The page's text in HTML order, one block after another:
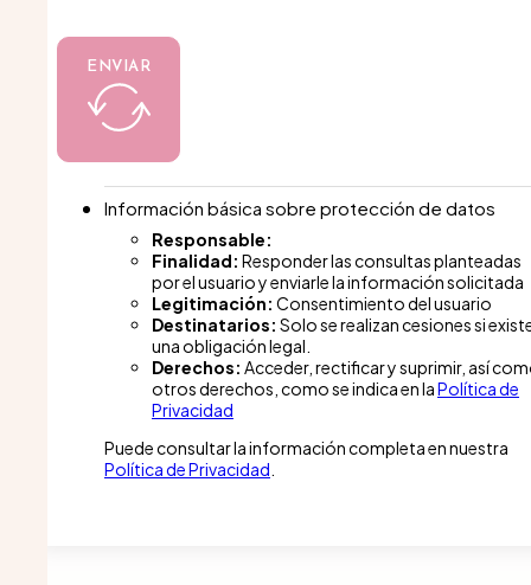
ENVIAR
Información básica sobre protección de datos
Responsable:
Finalidad: Responder las consultas planteadas
por el usuario y enviarle la información solicitada
Legitimación: Consentimiento del usuario
Destinatarios: Solo se realizan cesiones si
una obligación legal.
Derechos: Acceder, rectificar y suprimir, así
otros derechos, como se indica en laPolítica de
Privacidad
Puede consultar la información completa en nuestra
Política de Privacidad